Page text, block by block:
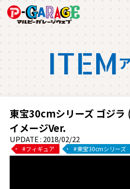
ITEM
東宝30cmシリーズ ゴジラ
イメージVer.
UPDATE : 2018/02/22
フィギュア 東宝30cmシリーズ